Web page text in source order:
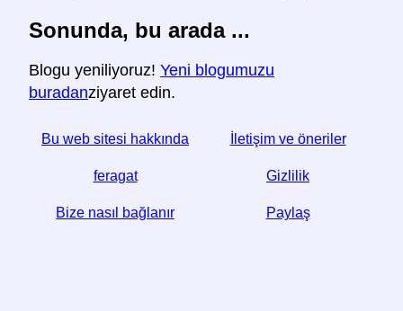
Sonunda, bu arada ...
Blogu yeniliyoruz! Yeni blogumuzu
buradanziyaret edin.
Bu web sitesi hakkında İletişim ve öneriler
feragat Gizlilik
Bize nasıl bağlanır Paylaş